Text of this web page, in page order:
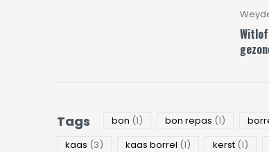
Tags bon (1) bon repas (1)
kaas (3) kaas borrel (1) kerst (1)